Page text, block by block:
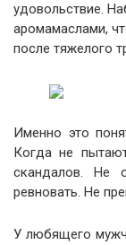
удовольствие.
аромамаслами,
после тяжелого
Именно это
Когда не
скандалов. Не
ревновать. Не
У любящего